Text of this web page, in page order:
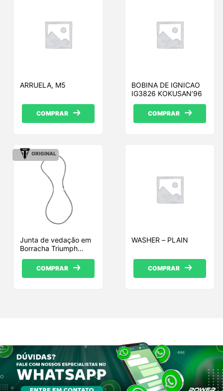
ARRUELA, M5
COMPRAR
BOBINA DE IGNICAO
IG3826 KOKUSAN’96
COMPRAR
ORIGINAL
Junta de vedação em
Borracha Triumph
COMPRAR
WASHER – PLAIN
COMPRAR